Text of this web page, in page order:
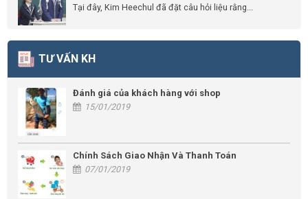
Tại đây, Kim Heechul đã đặt câu hỏi liệu rằng...
TƯ VẤN KH
Đánh giá của khách hàng với shop
15/01/2019
Chính Sách Giao Nhận Và Thanh Toán
07/01/2019